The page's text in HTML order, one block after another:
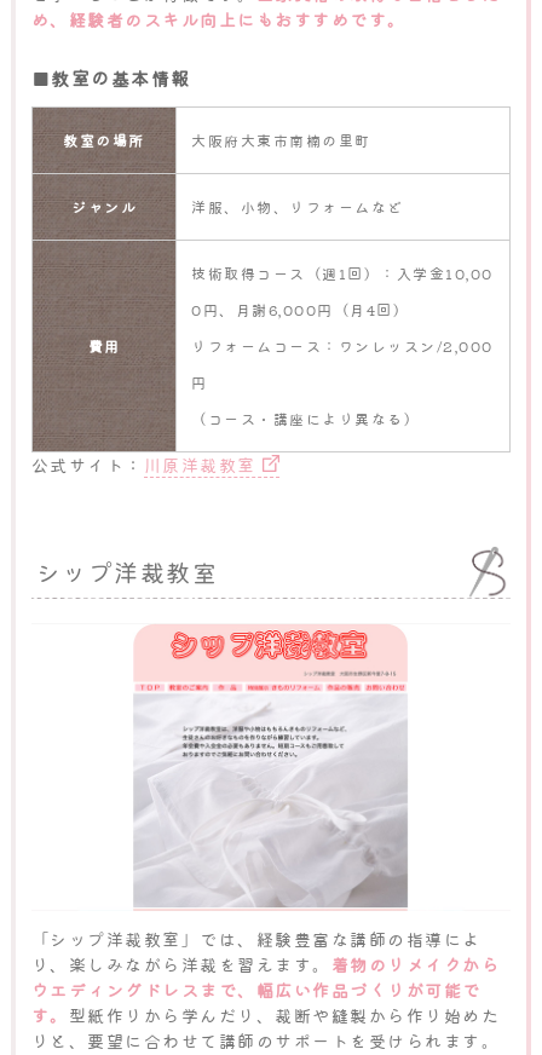
め、経験者のスキル向上にもおすすめです。
■教室の基本情報
教室の場所 大阪府大東市南楠の里町
ジャンル 洋服、小物、リフォームなど
費用
技術取得コース（週1回）：入学金10,00
0円、月謝6,000円（月4回）
リフォームコース：ワンレッスン/2,000
円
（コース・講座により異なる）
公式サイト： 川原洋裁教室
シップ洋裁教室
「シップ洋裁教室」では、経験豊富な講師の指導によ
り、楽しみながら洋裁を習えます。 着物のリメイクから
ウエディングドレスまで、幅広い作品づくりが可能で
す。 型紙作りから学んだり、裁断や縫製から作り始めた
りと、要望に合わせて講師のサポートを受けられます。